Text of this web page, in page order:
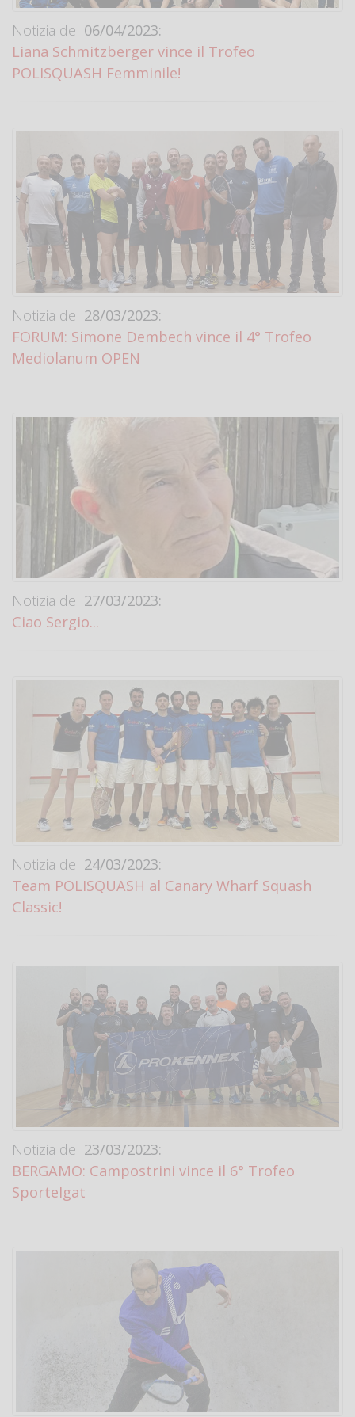
Notizia del 06/04/2023:
Liana Schmitzberger vince il Trofeo
POLISQUASH Femminile!
Notizia del 28/03/2023:
FORUM: Simone Dembech vince il 4° Trofeo
Mediolanum OPEN
Notizia del 27/03/2023:
Ciao Sergio...
Notizia del 24/03/2023:
Team POLISQUASH al Canary Wharf Squash
Classic!
Notizia del 23/03/2023:
BERGAMO: Campostrini vince il 6° Trofeo
Sportelgat